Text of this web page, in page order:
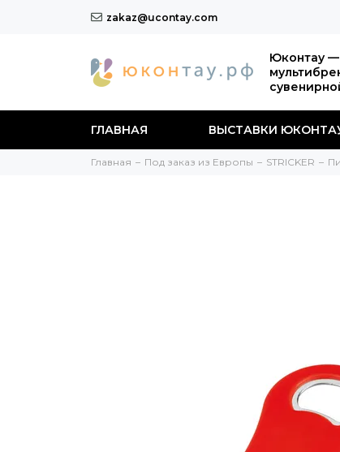
zakaz@ucontay.com
Юконтау —
ГЛАВНАЯ ВЫСТАВКИ
Главная Под заказ из Европы STRICKER